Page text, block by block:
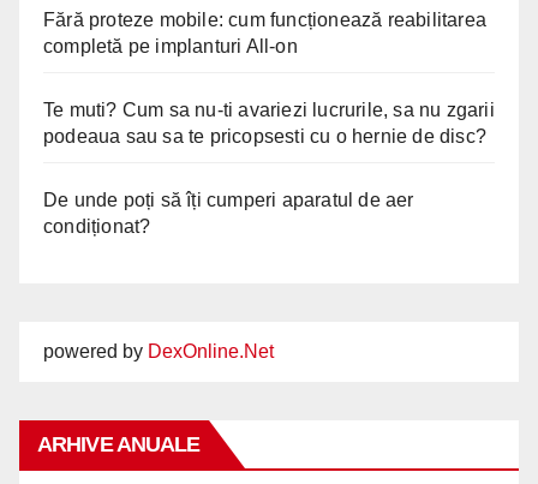
Fără proteze mobile: cum funcționează reabilitarea
completă pe implanturi All-on
Te muti? Cum sa nu-ti avariezi lucrurile, sa nu zgarii
podeaua sau sa te pricopsesti cu o hernie de disc?
De unde poți să îți cumperi aparatul de aer
condiționat?
powered by DexOnline.Net
ARHIVE ANUALE